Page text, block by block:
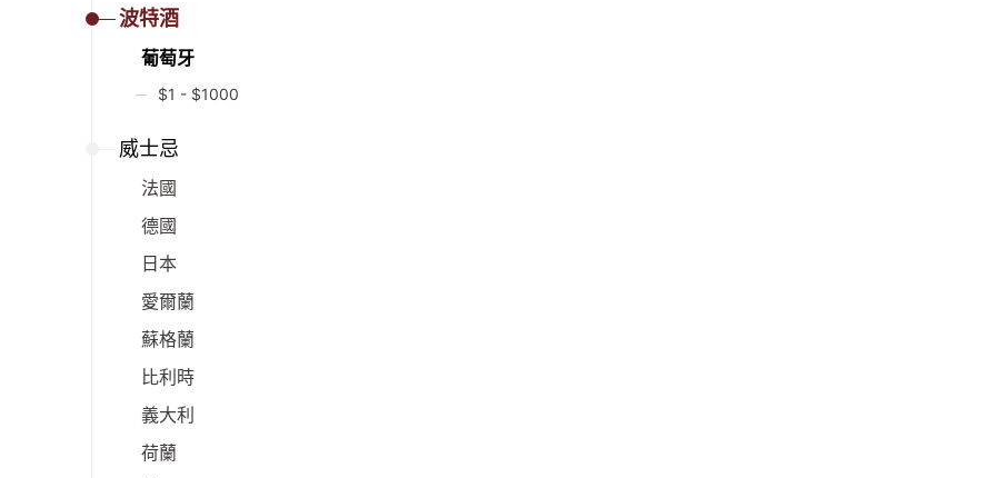
波特酒
葡萄牙
$1 - $1000
威士忌
法國
德國
日本
愛爾蘭
蘇格蘭
比利時
義大利
荷蘭